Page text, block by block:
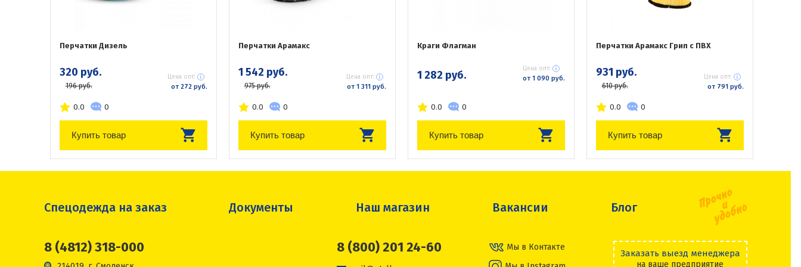
Перчатки Дизель
320 руб.
196 руб.
Цена опт:
от 272 руб.
0.0 0
Купить товар
Перчатки Арамакс
1 542 руб.
975 руб.
Цена опт:
от 1 311 руб.
0.0 0
Купить товар
Краги Флагман
1 282 руб. Цена опт:
от 1 090 руб.
0.0 0
Купить товар
Перчатки Арамакс Грип с ПВХ
931 руб.
610 руб.
Цена опт:
от 791 руб.
0.0 0
Купить товар
Спецодежда на заказ Документы Наш магазин Вакансии Блог
8 (4812) 318-000 8 (800) 201 24-60
Мы в Контакте
Заказать выезд менеджера
на ваше предприятие